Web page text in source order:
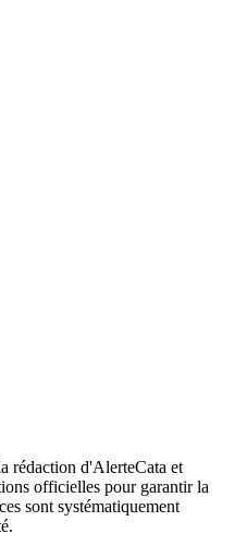
rédaction d'AlerteCata et
officielles pour garantir la
sont systématiquement